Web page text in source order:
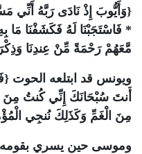
{وَأَيُّوبَ إِذْ نَادَى رَبَّهُ أَنِّي
* فَاسْتَجَبْنَا لَهُ فَكَشَفْنَا مَا
مَّعَهُمْ رَحْمَةً مِّنْ عِندِنَا وَذِكْرَى
ويونس قد ابتلعه الحوت
أَنتَ سُبْحَانَكَ إِنِّي كُنتُ مِنَ
مِنَ الْغَمِّ وَكَذَلِكَ نُنجِي الْمُؤْمِنِينَ}
وموسى حين يسري بقومه